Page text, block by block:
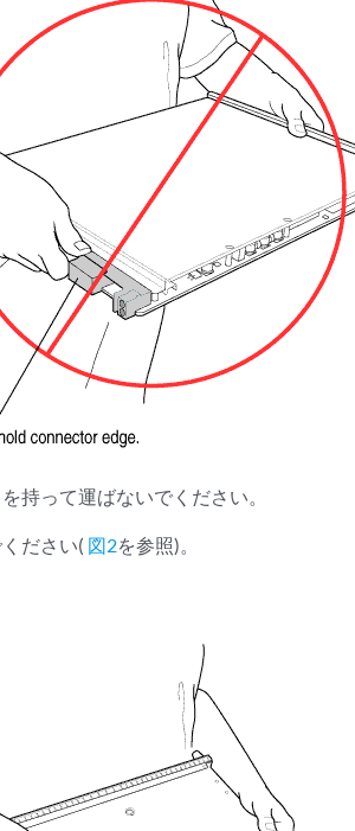
持って運ばないでください。
ださい( 図2を参照)。